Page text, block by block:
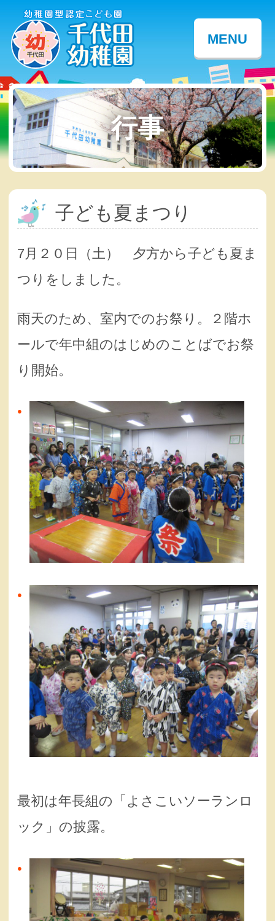
MENU
行事
子ども夏まつり
7月２０日（土） 夕方から子ども夏ま
つりをしました。
雨天のため、室内でのお祭り。２階ホ
ールで年中組のはじめのことばでお祭
り開始。
最初は年長組の「よさこいソーランロ
ック」の披露。